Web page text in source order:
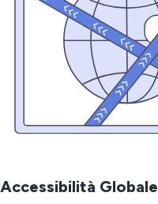
Accessibilità Globale